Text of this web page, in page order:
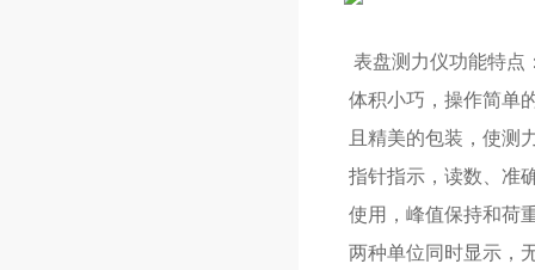
表盘测力仪功能特点
体积小巧，操作简单
且精美的包装，使测
指针指示，读数、准
使用，峰值保持和荷
两种单位同时显